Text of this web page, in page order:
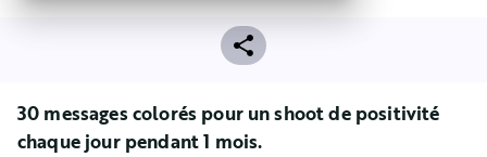
30 messages colorés pour un shoot de positivité
chaque jour pendant 1 mois.